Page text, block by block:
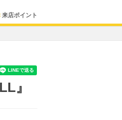
来店ポイント
』